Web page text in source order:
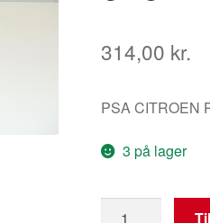
314,00 kr.
PSA CITROEN
3 på lager